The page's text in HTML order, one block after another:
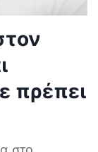
πρέπει